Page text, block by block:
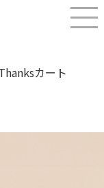
（スペシ